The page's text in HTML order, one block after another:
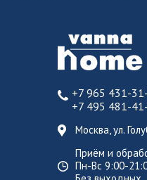
+7 965 431-
+7 495 481-
Москва, ул.
Приём и
Пн-Вс 9:00-